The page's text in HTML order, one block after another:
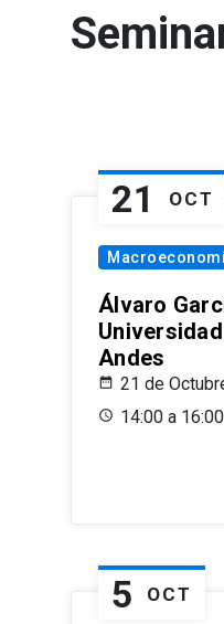
21 OCT
Álvaro
Andes
21 de
14:00 a 16:00
5 OCT